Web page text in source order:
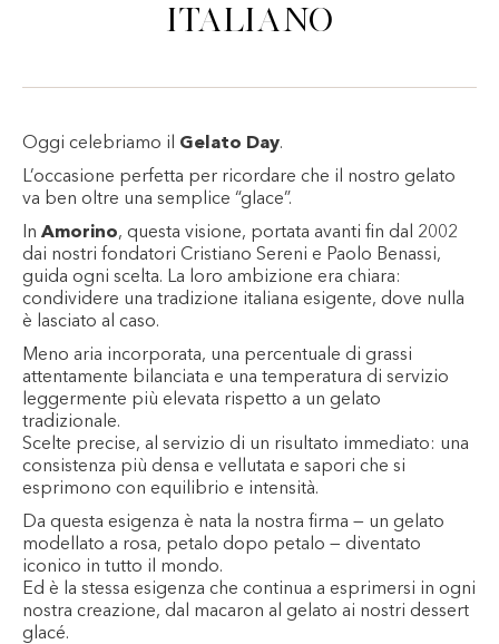
italiano
Oggi celebriamo il Gelato Day.
L’occasione perfetta per ricordare che il nostro gelato
va ben oltre una semplice “glace”.
In Amorino, questa visione, portata avanti fin dal 2002
dai nostri fondatori Cristiano Sereni e Paolo Benassi,
guida ogni scelta. La loro ambizione era chiara:
condividere una tradizione italiana esigente, dove nulla
è lasciato al caso.
Meno aria incorporata, una percentuale di grassi
attentamente bilanciata e una temperatura di servizio
leggermente più elevata rispetto a un gelato
tradizionale.
Scelte precise, al servizio di un risultato immediato: una
consistenza più densa e vellutata e sapori che si
esprimono con equilibrio e intensità.
Da questa esigenza è nata la nostra firma — un gelato
modellato a rosa, petalo dopo petalo — diventato
iconico in tutto il mondo.
Ed è la stessa esigenza che continua a esprimersi in ogni
nostra creazione, dal macaron al gelato ai nostri dessert
glacé.